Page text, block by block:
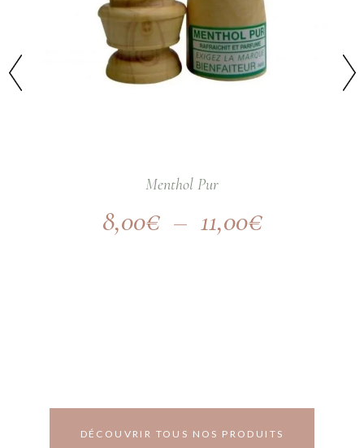
Menthol Pur
8,00€ – 11,00€
DÉCOUVRIR TOUS NOS PRODUITS